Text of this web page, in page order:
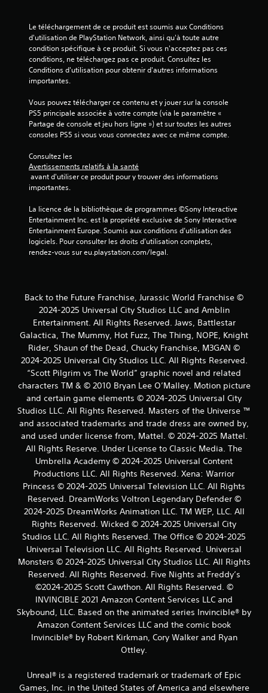
t
i
t
r
é
s
Le téléchargement de ce produit est soumis aux Conditions
d'utilisation de PlayStation Network, ainsi qu'à toute autre
condition spécifique à ce produit. Si vous n'acceptez pas ces
conditions, ne téléchargez pas ce produit. Consultez les
Conditions d'utilisation pour obtenir d'autres informations
importantes.
Vous pouvez télécharger ce contenu et y jouer sur la console
PS5 principale associée à votre compte (via le paramètre «
Partage de console et jeu hors ligne ») et sur toutes les autres
consoles PS5 si vous vous connectez avec ce même compte.
Consultez les
Avertissements relatifs à la santé
importantes.
La licence de la bibliothèque de programmes ©Sony Interactive
Entertainment Inc. est la propriété exclusive de Sony Interactive
Entertainment Europe. Soumis aux conditions d’utilisation des
logiciels. Pour consulter les droits d’utilisation complets,
rendez-vous sur eu.playstation.com/legal.
Back to the Future Franchise, Jurassic World Franchise ©
2024-2025 Universal City Studios LLC and Amblin
Entertainment. All Rights Reserved. Jaws, Battlestar
Galactica, The Mummy, Hot Fuzz, The Thing, NOPE, Knight
Rider, Shaun of the Dead, Chucky Franchise, M3GAN ©
2024-2025 Universal City Studios LLC. All Rights Reserved.
“Scott Pilgrim vs The World” graphic novel and related
characters TM & © 2010 Bryan Lee O’Malley. Motion picture
and certain game elements © 2024-2025 Universal City
Studios LLC. All Rights Reserved. Masters of the Universe ™
and associated trademarks and trade dress are owned by,
and used under license from, Mattel. © 2024-2025 Mattel.
All Rights Reserve. Under License to Classic Media. The
Umbrella Academy © 2024-2025 Universal Content
Productions LLC. All Rights Reserved. Xena: Warrior
Princess © 2024-2025 Universal Television LLC. All Rights
Reserved. DreamWorks Voltron Legendary Defender ©
2024-2025 DreamWorks Animation LLC. TM WEP, LLC. All
Rights Reserved. Wicked © 2024-2025 Universal City
Studios LLC. All Rights Reserved. The Office © 2024-2025
Universal Television LLC. All Rights Reserved. Universal
Monsters © 2024-2025 Universal City Studios LLC. All Rights
Reserved. All Rights Reserved. Five Nights at Freddy’s
©2024-2025 Scott Cawthon. All Rights Reserved. ©
INVINCIBLE 2021 Amazon Content Services LLC and
Skybound, LLC. Based on the animated series Invincible® by
Amazon Content Services LLC and the comic book
Invincible® by Robert Kirkman, Cory Walker and Ryan
Ottley.
Unreal® is a registered trademark or trademark of Epic
Games, Inc. in the United States of America and elsewhere